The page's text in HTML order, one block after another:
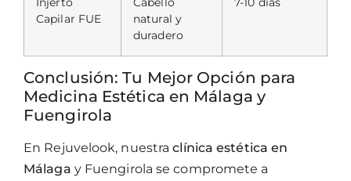
Capilar FUE
natural y
duradero
Conclusión: Tu Mejor Opción para
Medicina Estética en Málaga y
Fuengirola
En Rejuvelook, nuestraclínica estética en
Málaga y Fuengirola se compromete a